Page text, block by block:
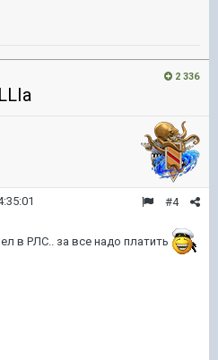
2 336
#4
в РЛС.. за все надо платить